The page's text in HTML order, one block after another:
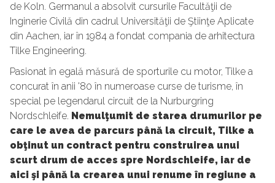
de Koln. Germanul a absolvit cursurile Facultăţii de
Inginerie Civilă din cadrul Universităţii de Ştiinţe Aplicate
din Aachen, iar în 1984 a fondat compania de arhitectura
Tilke Engineering.
Pasionat în egală măsură de sporturile cu motor, Tilke a
concurat în anii '80 în numeroase curse de turisme, în
special pe legendarul circuit de la Nurburgring
Nordschleife. Nemulţumit de starea drumurilor pe
care le avea de parcurs până la circuit, Tilke a
obţinut un contract pentru construirea unui
scurt drum de acces spre Nordschleife, iar de
aici şi până la crearea unui renume în regiune a